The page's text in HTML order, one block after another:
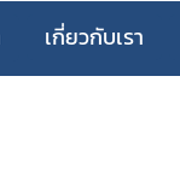
เกี่ยวกับเรา